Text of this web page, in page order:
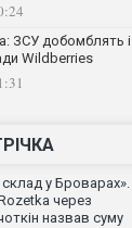
ЗСУ добомблять і
Wildberries
у Броварах».
через
назвав суму